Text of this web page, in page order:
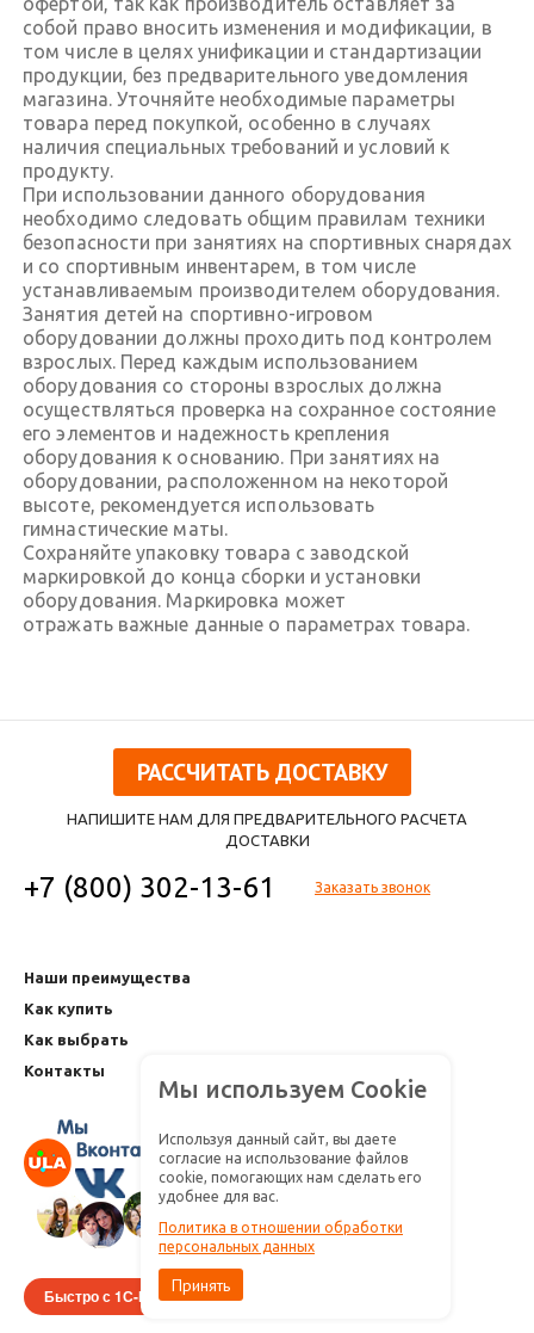
собой право вносить изменения и модификации, в
том числе в целях унификации и стандартизации
продукции, без предварительного уведомления
магазина. Уточняйте необходимые параметры
товара перед покупкой, особенно в случаях
наличия специальных требований и условий к
продукту.
При использовании данного оборудования
необходимо следовать общим правилам техники
безопасности при занятиях на спортивных снарядах
и со спортивным инвентарем, в том числе
устанавливаемым производителем оборудования.
Занятия детей на спортивно-игровом
оборудовании должны проходить под контролем
взрослых. Перед каждым использованием
оборудования со стороны взрослых должна
осуществляться проверка на сохранное состояние
его элементов и надежность крепления
оборудования к основанию. При занятиях на
оборудовании, расположенном на некоторой
высоте, рекомендуется использовать
гимнастические маты.
Сохраняйте упаковку товара с заводской
маркировкой до конца сборки и установки
оборудования. Маркировка может
отражать важные данные о параметрах товара.
РАССЧИТАТЬ ДОСТАВКУ
НАПИШИТЕ НАМ ДЛЯ ПРЕДВАРИТЕЛЬНОГО РАСЧЕТА
ДОСТАВКИ
+7 (800) 302-13-61 Заказать звонок
Наши преимущества
Как купить
Как выбрать
Контакты
Быстро с 1С-Битрикс
Мы используем Cookie
Используя данный сайт, вы даете
согласие на использование файлов
cookie, помогающих нам сделать его
удобнее для вас.
Политика в отношении обработки
персональных данных
Принять